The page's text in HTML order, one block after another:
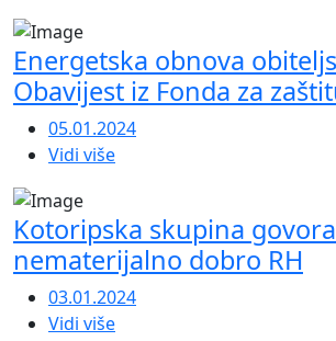
Energetska obnova
Obavijest iz Fonda za
05.01.2024
Vidi više
Kotoripska skupina
nematerijalno dobro RH
03.01.2024
Vidi više